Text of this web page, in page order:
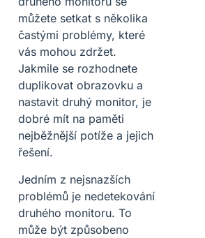
můžete setkat s několika
častými problémy, které
vás mohou zdržet.
Jakmile se rozhodnete
duplikovat obrazovku a
nastavit druhý monitor, je
dobré mít na paměti
nejběžnější potíže a jejich
řešení.
Jedním z nejsnazších
problémů je nedetekování
druhého monitoru. To
může být způsobeno